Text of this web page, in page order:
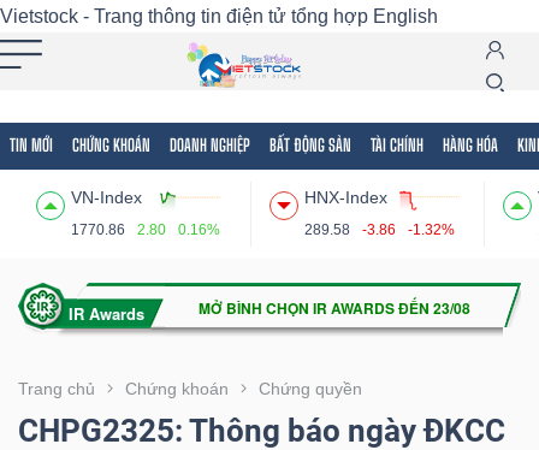
Vietstock - Trang thông tin điện tử tổng hợp English
TIN MỚI CHỨNG KHOÁN DOANH NGHIỆP BẤT ĐỘNG SẢN TÀI CHÍNH HÀNG HÓA
VN-Index
1770.86 2.80 0.16%
HNX-Index
289.58 -3.86 -1.32%
Trang chủ Chứng khoán Chứng quyền
CHPG2325: Thông báo ngày ĐKCC
Tất cả Tính năng Ngành Mã chứng khoán
Tính
(-)
VIETSTOCK